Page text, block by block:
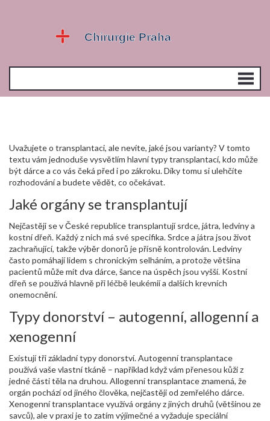
Uvažujete o transplantaci, ale nevíte, jaké jsou varianty? V tomto
textu vám jednoduše vysvětlím hlavní typy transplantací, kdo může
být dárce a co vás čeká před i po zákroku. Díky tomu si ulehčíte
rozhodování a budete vědět, co očekávat.
Jaké orgány se transplantují
Nejčastěji se v České republice transplantují srdce, játra, ledviny a
kostní dřeň. Každý z nich má své specifika. Srdce a játra jsou život
zachraňující, takže výběr donorů je přísně kontrolován. Ledviny
často pomáhají lidem s chronickým selháním, a protože většina
pacientů může mít dva dárce, šance na úspěch jsou vyšší. Kostní
dřeň se používá hlavně při léčbě leukémií a dalších krevních
onemocnění.
Typy donorství – autogenní, allogenní a
xenogenní
Existují tři základní typy donorství. Autogenní transplantace
používá vaše vlastní tkáně – například když vám přenesou kůži z
jedné části těla na druhou. Allogenní transplantace znamená, že
orgán pochází od jiného člověka, nejčastěji od zemřelého dárce.
Xenogenní transplantace využívá orgány z jiných druhů (většinou ze
savců), ale v praxi je to zatím výjimečné a vyžaduje speciální